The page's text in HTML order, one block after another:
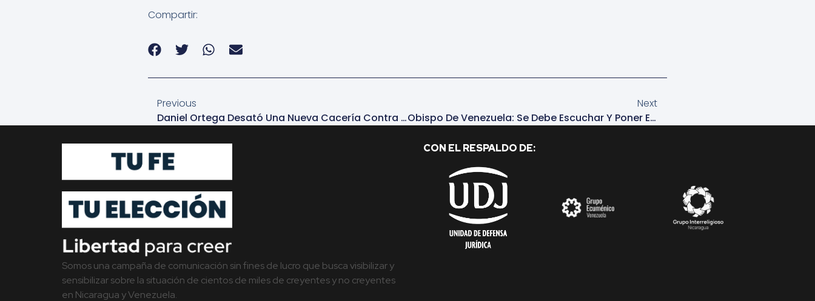
Compartir:
Previous
Daniel Ortega Desató Una Nueva Cacería Contra La Iglesia Católica En Nicaragua: Al Menos Nueve Sacerdotes Detenidos
Next
Obispo De Venezuela: Se Debe Escuchar Y Poner En Práctica La Voluntad Del Pueblo
Somos una campaña de comunicación sin fines de lucro que busca visibilizar y
sensibilizar sobre la situación de cientos de miles de creyentes y no creyentes
en Nicaragua y Venezuela.
CON EL RESPALDO DE: